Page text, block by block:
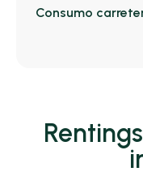
Consumo